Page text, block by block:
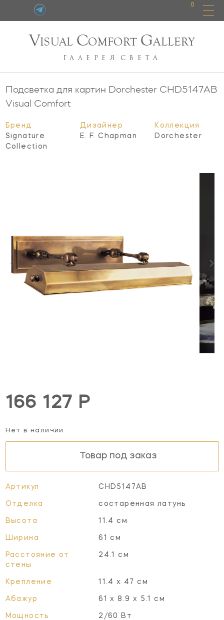
0
VISUAL COMFORT GALLERY
ГАЛЕРЕЯ СВЕТА
Подсветка для картин Dorchester CHD5147AB
Visual Comfort
Бренд
Signature
Collection
Дизайнер
E. F. Chapman
Коллекция
Dorchester
166 127 Р
Нет в наличии
Товар под заказ
Артикул CHD5147AB
Отделка состаренная латунь
Высота 11.4 см
Ширина 61 см
Расстояние от
стены
24.1 см
Крепление 11.4 x 47 см
Абажур 61 х 8.9 х 5.1 см
Мощность 2/60 Вт